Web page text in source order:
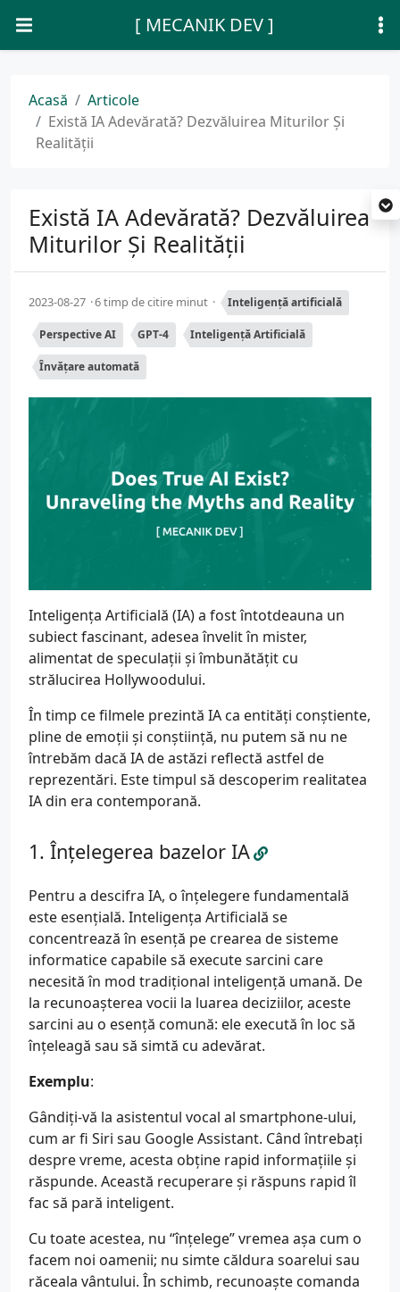
[ MECANIK DEV ]
Acasă
Articole
Există IA Adevărată? Dezvăluirea Miturilor Și
Realității
Există IA Adevărată? Dezvăluirea
Miturilor Și Realității
2023-08-27 6 timp de citire minut Inteligență artificială
Perspective AI GPT-4 Inteligență Artificială
Învățare automată
Inteligența Artificială (IA) a fost întotdeauna un
subiect fascinant, adesea învelit în mister,
alimentat de speculații și îmbunătățit cu
strălucirea Hollywoodului.
În timp ce filmele prezintă IA ca entități conștiente,
pline de emoții și conștiință, nu putem să nu ne
întrebăm dacă IA de astăzi reflectă astfel de
reprezentări. Este timpul să descoperim realitatea
IA din era contemporană.
Înțelegerea bazelor IA
Pentru a descifra IA, o înțelegere fundamentală
este esențială. Inteligența Artificială se
concentrează în esență pe crearea de sisteme
informatice capabile să execute sarcini care
necesită în mod tradițional inteligență umană. De
la recunoașterea vocii la luarea deciziilor, aceste
sarcini au o esență comună: ele execută în loc să
înțeleagă sau să simtă cu adevărat.
Exemplu:
Gândiți-vă la asistentul vocal al smartphone-ului,
cum ar fi Siri sau Google Assistant. Când întrebați
despre vreme, acesta obține rapid informațiile și
răspunde. Această recuperare și răspuns rapid îl
fac să pară inteligent.
Cu toate acestea, nu “înțelege” vremea așa cum o
facem noi oamenii; nu simte căldura soarelui sau
răceala vântului. În schimb, recunoaște comanda